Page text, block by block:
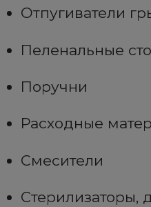
Отпугиватели
Пеленальные
Поручни
Расходные
Смесители
Стерилизаторы,